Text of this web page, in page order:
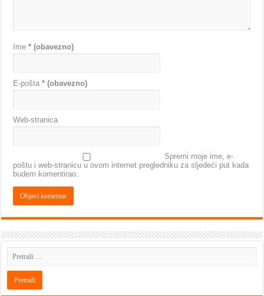
Ime* (obavezno)
E-pošta* (obavezno)
Web-stranica
Spremi moje ime, e-
poštu i web-stranicu u ovom internet pregledniku za sljedeći put kada
budem komentirao.